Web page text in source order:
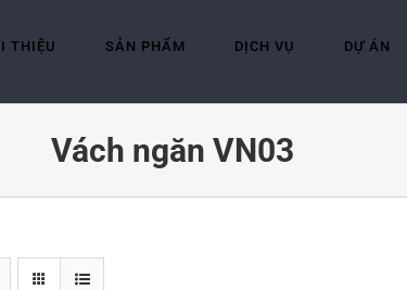
THIỆU SẢN PHẨM DỊCH VỤ DỰ ÁN
Vách ngăn VN03